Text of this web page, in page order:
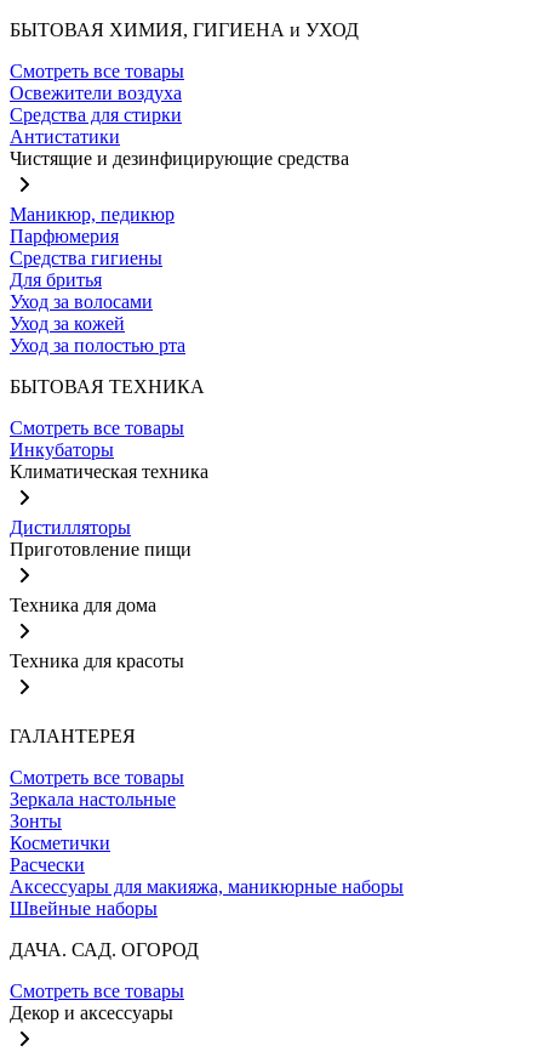
БЫТОВАЯ ХИМИЯ, ГИГИЕНА и УХОД
Смотреть все товары
Освежители воздуха
Средства для стирки
Антистатики
Чистящие и дезинфицирующие средства
Маникюр, педикюр
Парфюмерия
Средства гигиены
Для бритья
Уход за волосами
Уход за кожей
Уход за полостью рта
БЫТОВАЯ ТЕХНИКА
Смотреть все товары
Инкубаторы
Климатическая техника
Дистилляторы
Приготовление пищи
Техника для дома
Техника для красоты
ГАЛАНТЕРЕЯ
Смотреть все товары
Зеркала настольные
Зонты
Косметички
Расчески
Аксессуары для макияжа, маникюрные наборы
Швейные наборы
ДАЧА. САД. ОГОРОД
Смотреть все товары
Декор и аксессуары